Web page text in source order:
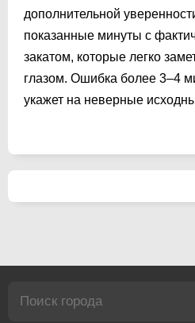
дополнительной
показанные минуты с
закатом, которые легко
глазом. Ошибка более 3–4
укажет на неверные